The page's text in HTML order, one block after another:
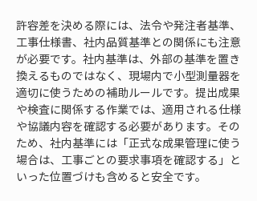
許容差を決める際には、法令や発注者基準、
工事仕様書、社内品質基準との関係にも注意
が必要です。社内基準は、外部の基準を置き
換えるものではなく、現場内で小型測量器を
適切に使うための補助ルールです。提出成果
や検査に関係する作業では、適用される仕様
や協議内容を確認する必要があります。その
ため、社内基準には「正式な成果管理に使う
場合は、工事ごとの要求事項を確認する」と
いった位置づけも含めると安全です。